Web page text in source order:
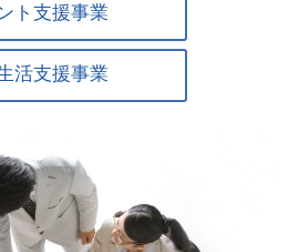
ト支援事業
活支援事業